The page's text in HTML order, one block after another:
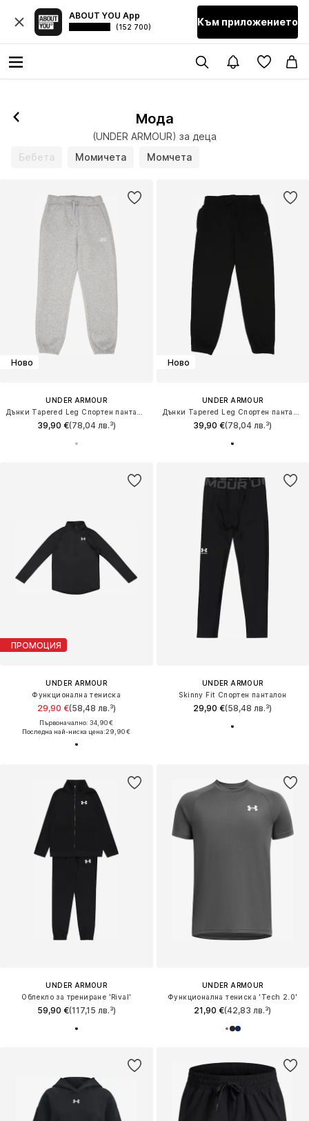
ABOUT YOU App
(152 700) Към приложението
Мода
(UNDER ARMOUR) за деца
Бебета
Момичета Момчета
Ново
UNDER ARMOUR
39,90 €(78,04 лв.³)
Ново
UNDER ARMOUR
39,90 €(78,04 лв.³)
ПРОМОЦИЯ
UNDER ARMOUR
Функционална тениска
29,90 €(58,48 лв.³)
Първоначално: 34,90 €
Последна най-ниска цена:29,90 €
UNDER ARMOUR
Skinny Fit Спортен панталон
29,90 €(58,48 лв.³)
UNDER ARMOUR
Облекло за трениране 'Rival'
59,90 €(117,15 лв.³)
UNDER ARMOUR
Функционална тениска 'Tech 2.0'
21,90 €(42,83 лв.³)